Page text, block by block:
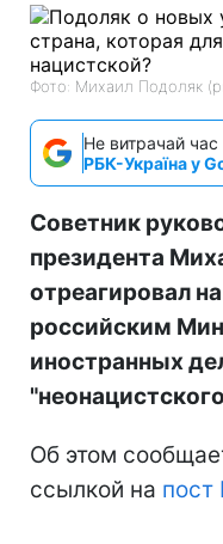
Фото: Михаил Подоляк
Не витрачай
РБК-Україна у
Советник
президента
отреагировал
российским
иностранных
Об этом
ссылкой на пост